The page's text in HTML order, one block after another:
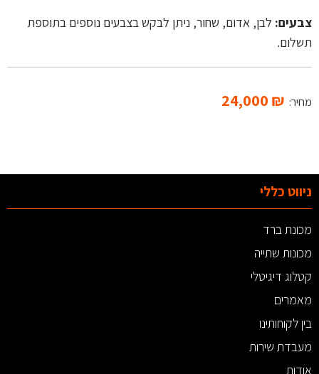
צבעים: לבן, אדום, שחור, ניתן לבקש בצבעים נוספים בתוספת
תשלום.
מחיר: ₪
24,000
ניווט כללי
מכונת ברד
מכונות שתייה
קטלוג דיגיטלי
מאמרים
בין לקוחותינו
מעבדת שירות
אודות